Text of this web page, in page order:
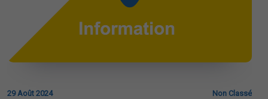
29 Août 2024 Non Classé